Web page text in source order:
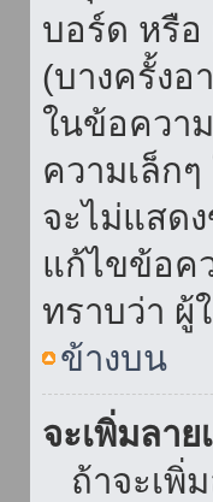
บอร์ด หรือ
(บางครั้ง
ในข้อควา
ความเล็ก
จะไม่แสด
แก้ไขข้อค
ทราบว่า ผู้
ข้างบน
จะเพิ่มลา
ถ้าจะเพิ่